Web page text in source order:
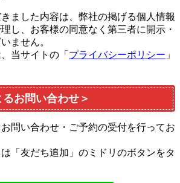
ました内容は、弊社の掲げる個人情報
し、お客様の同意なく第三者に開示・
ません。
当サイトの「 プライバシーポリシー 」
お問い合わせ＞
問い合わせ・ご予約の受付を行ってお
「友だち追加」のミドリのボタンをタ